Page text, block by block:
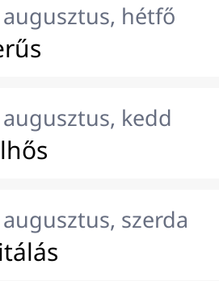
augusztus, hétfő
augusztus, kedd
szerda